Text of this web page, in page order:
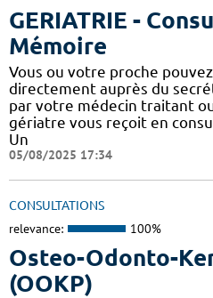
GERIATRIE -
Mémoire
Vous ou votre proche
directement auprès du
par votre médecin traitant
gériatre vous reçoit en
Un
05/08/2025 17:34
CONSULTATIONS
relevance: 100%
Osteo-Odonto-
(OOKP)